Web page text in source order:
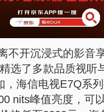
不开沉浸式的影音
选了多款品质视听
，海信电视E7Q系
nits峰值亮度，可